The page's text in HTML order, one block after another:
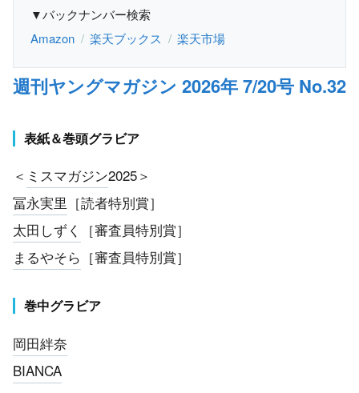
▼バックナンバー検索
Amazon
楽天ブックス 楽天市場
週刊ヤングマガジン 2026年 7/20号 No.32
表紙＆巻頭グラビア
＜ ミスマガジン2025＞
冨永実里 ［読者特別賞］
太田しずく
［審査員特別賞］
まるやそら ［審査員特別賞］
巻中グラビア
岡田絆奈
BIANCA